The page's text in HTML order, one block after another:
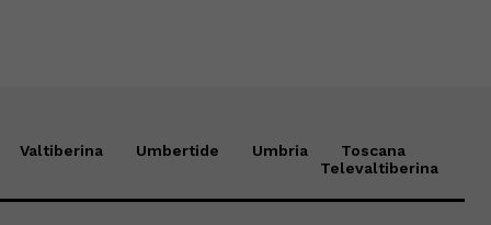
Valtiberina Umbertide Umbria
Toscana
Televaltiberina